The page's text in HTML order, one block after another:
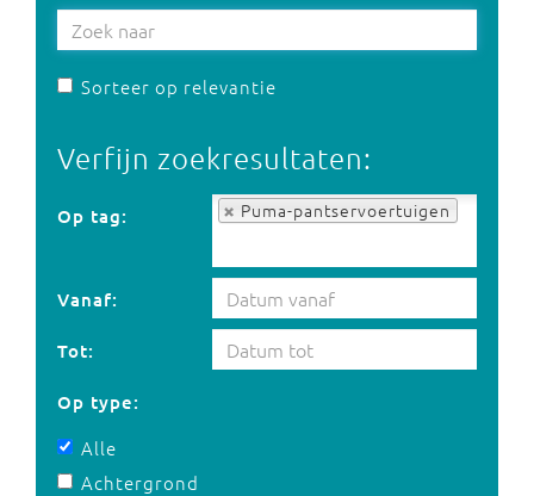
Sorteer op relevantie
Verfijn zoekresultaten:
Op tag: Puma-pantservoertuigen
Op tag:
Vanaf:
Tot:
Op type:
Alle
Achtergrond